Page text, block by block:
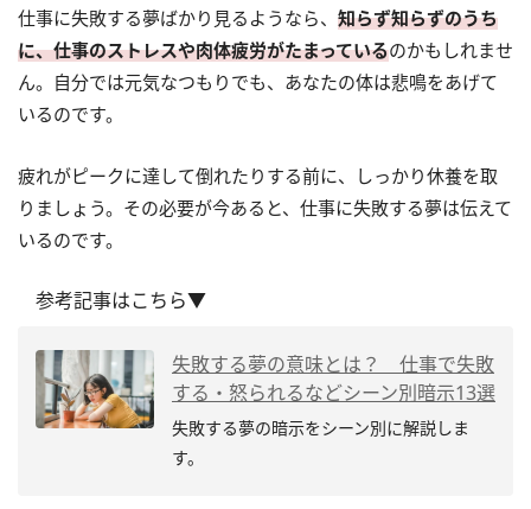
仕事に失敗する夢ばかり見るようなら、 知らず知らずのうち
に、仕事のストレスや肉体疲労がたまっているのかもしれませ
ん。自分では元気なつもりでも、あなたの体は悲鳴をあげて
いるのです。
疲れがピークに達して倒れたりする前に、しっかり休養を取
りましょう。その必要が今あると、仕事に失敗する夢は伝えて
いるのです。
参考記事はこちら▼
失敗する夢の意味とは？ 仕事で失敗
する・怒られるなどシーン別暗示13選
失敗する夢の暗示をシーン別に解説しま
す。